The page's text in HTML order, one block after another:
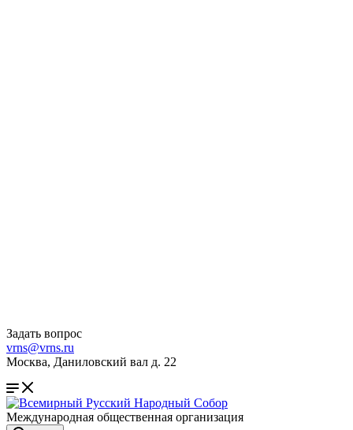
Задать вопрос
vrns@vrns.ru
Москва, Даниловский вал д. 22
Международная общественная организация